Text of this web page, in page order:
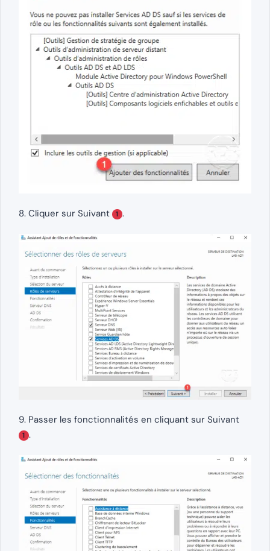
8. Cliquer sur Suivant 1 .
9. Passer les fonctionnalités en cliquant sur Suivant
1 .